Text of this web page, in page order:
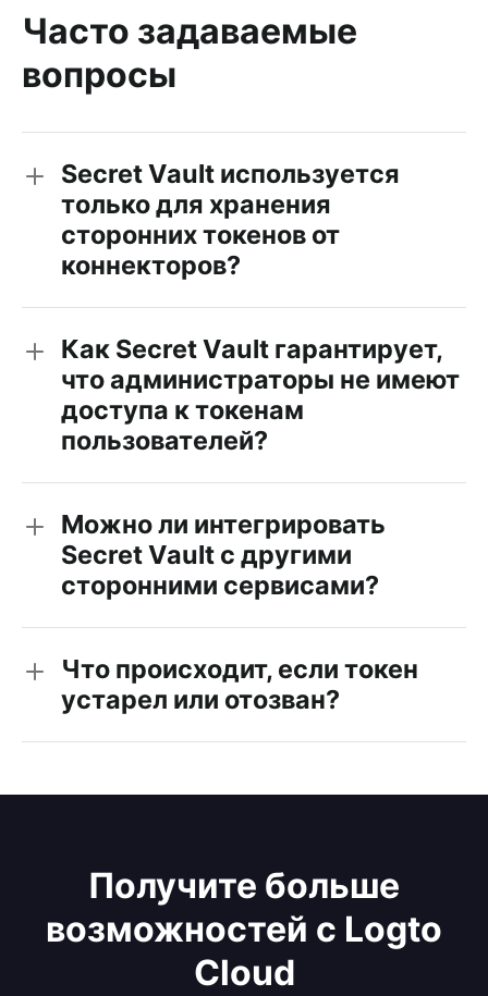
Часто задаваемые
вопросы
Secret Vault используется
только для хранения
сторонних токенов от
коннекторов?
Как Secret Vault гарантирует,
что администраторы не имеют
доступа к токенам
пользователей?
Можно ли интегрировать
Secret Vault с другими
сторонними сервисами?
Что происходит, если токен
устарел или отозван?
Получите больше
возможностей с Logto
Cloud